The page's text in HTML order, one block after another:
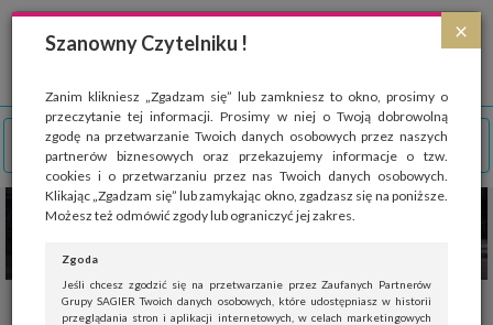
×
Szanowny Czytelniku !
Zanim klikniesz „Zgadzam się” lub zamkniesz to okno, prosimy o
przeczytanie tej informacji. Prosimy w niej o Twoją dobrowolną
zgodę na przetwarzanie Twoich danych osobowych przez naszych
partnerów biznesowych oraz przekazujemy informacje o tzw.
cookies i o przetwarzaniu przez nas Twoich danych osobowych.
Klikając „Zgadzam się” lub zamykając okno, zgadzasz się na poniższe.
Możesz też odmówić zgody lub ograniczyć jej zakres.
Zgoda
Jeśli chcesz zgodzić się na przetwarzanie przez Zaufanych Partnerów
Grupy SAGIER Twoich danych osobowych, które udostępniasz w historii
przeglądania stron i aplikacji internetowych, w celach marketingowych
Strona wykorzystuje pliki cookies, które służą głównie do celów statystycznych.
Wyrażając zgodę na używanie 'cookies', zezwalasz na zapisanie ich w pamięci
przeglądarki. Przejdź do
polityki cookies